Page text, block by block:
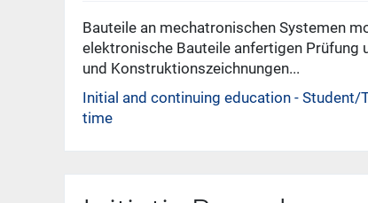
Bauteile an mechatronischen Systemen
elektronische Bauteile anfertigen Prüfung
und Konstruktionszeichnungen...
Initial and continuing education - Student/
time